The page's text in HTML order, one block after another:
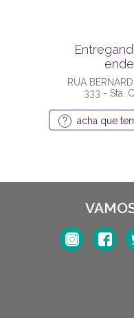
RUA
333 - Sta.
acha que